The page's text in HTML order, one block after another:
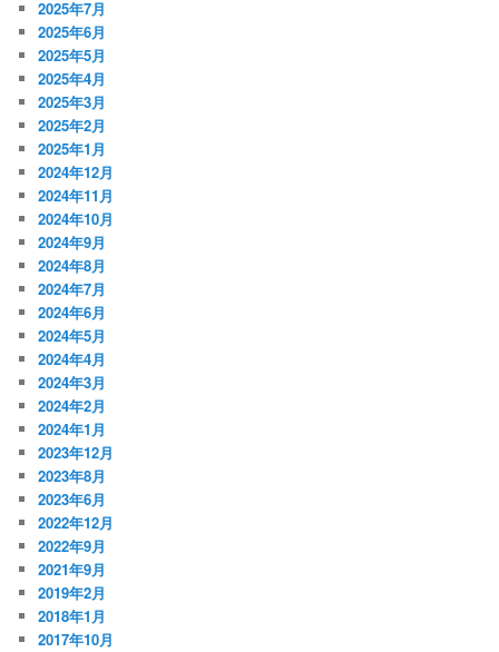
2025年7月
2025年6月
2025年5月
2025年4月
2025年3月
2025年2月
2025年1月
2024年12月
2024年11月
2024年10月
2024年9月
2024年8月
2024年7月
2024年6月
2024年5月
2024年4月
2024年3月
2024年2月
2024年1月
2023年12月
2023年8月
2023年6月
2022年12月
2022年9月
2021年9月
2019年2月
2018年1月
2017年10月